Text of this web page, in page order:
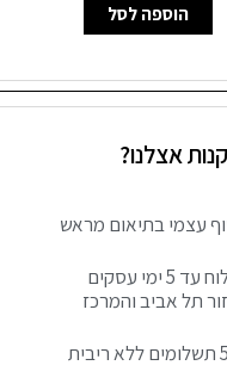
הוספה לסל
אצלנו?
עצמי בתיאום מראש
5 ימי עסקים
תל אביב והמרכז